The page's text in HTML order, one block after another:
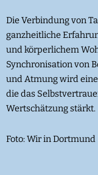
Die Verbindung von
ganzheitliche
und körperlichem
Synchronisation von
und Atmung wird
die das
Wertschätzung stärkt.
Foto: Wir in Dortmund